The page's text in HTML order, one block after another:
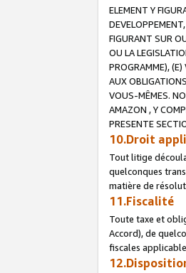
ELEMENT Y
FIGURANT SUR
OU LA
PROGRAMME),
AUX
VOUS-MÊMES.
AMAZON , Y
PRESENTE
10.Droit
Tout litige
quelconques
matière de
11.Fiscalité
Toute taxe et
Accord), de
fiscales